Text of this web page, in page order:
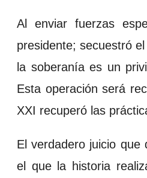
Al enviar fuerzas
presidente; secuestró
la soberanía es un
Esta operación será
XXI recuperó las
El verdadero juicio
el que la historia